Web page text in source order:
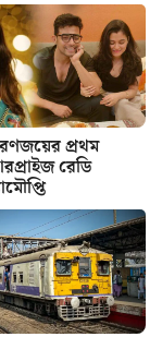
প্রথম
রেডি